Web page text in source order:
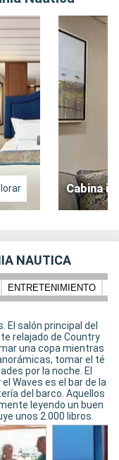
Cabina
NAUTICA
ENTRETENIMIENTO
El salón principal del
relajado de Country
una copa mientras
tomar el té
por la noche. El
Waves es el bar de la
del barco. Aquellos
leyendo un buen
unos 2.000 libros.